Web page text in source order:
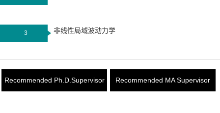
3 非线性局域波动力学
Recommended Ph.D.Supervisor Recommended MA Supervisor